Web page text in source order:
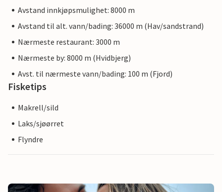
Avstand innkjøpsmulighet: 8000 m
Avstand til alt. vann/bading: 36000 m (Hav/sandstrand)
Nærmeste restaurant: 3000 m
Nærmeste by: 8000 m (Hvidbjerg)
Avst. til nærmeste vann/bading: 100 m (Fjord)
Fisketips
Makrell/sild
Laks/sjøørret
Flyndre